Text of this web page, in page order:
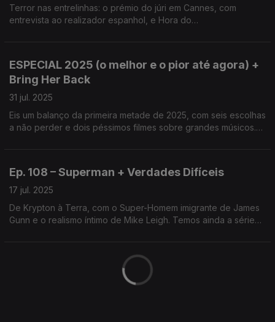
Terror nas entrelinhas: o prémio do júri em Cannes, com
entrevista ao realizador espanhol, e Hora do
ESPECIAL 2025 (o melhor e o pior até agora) +
Bring Her Back
31 jul. 2025
Eis um balanço da primeira metade de 2025, com seis escolhas
a não perder e dois péssimos filmes sobre grandes músicos.
Ep. 108 – Superman + Verdades Difíceis
17 jul. 2025
De Krypton à Terra, com o Super-Homem imigrante de James
Gunn e o realismo íntimo de Mike Leigh. Temos ainda a série